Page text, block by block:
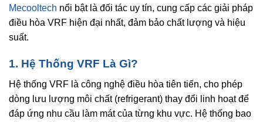
Mecooltech nổi bật là đối tác uy tín, cung cấp các giải pháp
điều hòa VRF hiện đại nhất, đảm bảo chất lượng và hiệu
suất.
1. Hệ Thống VRF Là Gì?
Hệ thống VRF là công nghệ điều hòa tiên tiến, cho phép
dòng lưu lượng môi chất (refrigerant) thay đổi linh hoạt để
đáp ứng nhu cầu làm mát của từng khu vực. Hệ thống bao